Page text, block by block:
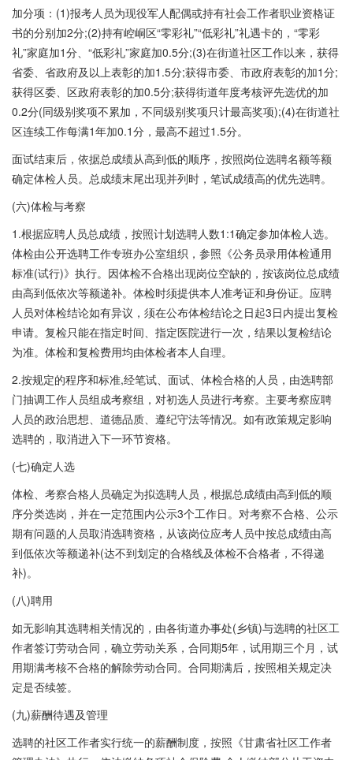
加分项：(1)报考人员为现役军人配偶或持有社会工作者职业资格证
书的分别加2分;(2)持有崆峒区“零彩礼”“低彩礼”礼遇卡的，“零彩
礼”家庭加1分、“低彩礼”家庭加0.5分;(3)在街道社区工作以来，获得
省委、省政府及以上表彰的加1.5分;获得市委、市政府表彰的加1分;
获得区委、区政府表彰的加0.5分;获得街道年度考核评先选优的加
0.2分(同级别奖项不累加，不同级别奖项只计最高奖项);(4)在街道社
区连续工作每满1年加0.1分，最高不超过1.5分。
面试结束后，依据总成绩从高到低的顺序，按照岗位选聘名额等额
确定体检人员。总成绩末尾出现并列时，笔试成绩高的优先选聘。
(六)体检与考察
1.根据应聘人员总成绩，按照计划选聘人数1:1确定参加体检人选。
体检由公开选聘工作专班办公室组织，参照《公务员录用体检通用
标准(试行)》执行。因体检不合格出现岗位空缺的，按该岗位总成绩
由高到低依次等额递补。体检时须提供本人准考证和身份证。应聘
人员对体检结论如有异议，须在公布体检结论之日起3日内提出复检
申请。复检只能在指定时间、指定医院进行一次，结果以复检结论
为准。体检和复检费用均由体检者本人自理。
2.按规定的程序和标准,经笔试、面试、体检合格的人员，由选聘部
门抽调工作人员组成考察组，对初选人员进行考察。主要考察应聘
人员的政治思想、道德品质、遵纪守法等情况。如有政策规定影响
选聘的，取消进入下一环节资格。
(七)确定人选
体检、考察合格人员确定为拟选聘人员，根据总成绩由高到低的顺
序分类选岗，并在一定范围内公示3个工作日。对考察不合格、公示
期有问题的人员取消选聘资格，从该岗位应考人员中按总成绩由高
到低依次等额递补(达不到划定的合格线及体检不合格者，不得递
补)。
(八)聘用
如无影响其选聘相关情况的，由各街道办事处(乡镇)与选聘的社区工
作者签订劳动合同，确立劳动关系，合同期5年，试用期三个月，试
用期满考核不合格的解除劳动合同。合同期满后，按照相关规定决
定是否续签。
(九)薪酬待遇及管理
选聘的社区工作者实行统一的薪酬制度，按照《甘肃省社区工作者